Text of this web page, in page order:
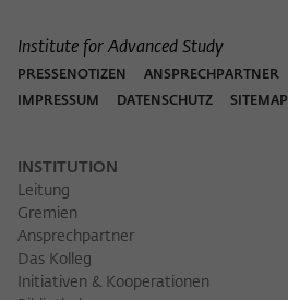
Institute for Advanced Study
PRESSENOTIZEN ANSPRECHPARTNER
IMPRESSUM
DATENSCHUTZ SITEMAP
INSTITUTION
Leitung
Gremien
Ansprechpartner
Das Kolleg
Initiativen & Kooperationen